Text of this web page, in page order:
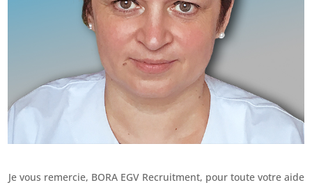
Je vous remercie, BORA EGV Recruitment, pour toute votre aide